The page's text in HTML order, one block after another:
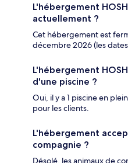
L'hébergement
actuellement ?
Cet hébergement est
décembre 2026 (les
L'hébergement
d'une piscine ?
Oui, il y a 1 piscine en
pour les clients.
L'hébergement
compagnie ?
Désolé, les animaux de